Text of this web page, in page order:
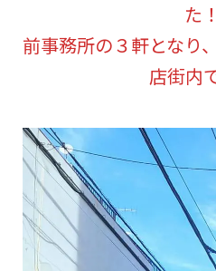
た！
前事務所の３軒となり
店街内